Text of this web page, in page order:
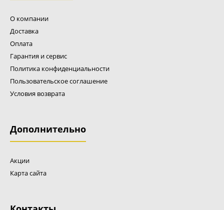
О компании
Доставка
Оплата
Гарантия и сервис
Политика конфиденциальности
Пользовательское соглашение
Условия возврата
Дополнительно
Акции
Карта сайта